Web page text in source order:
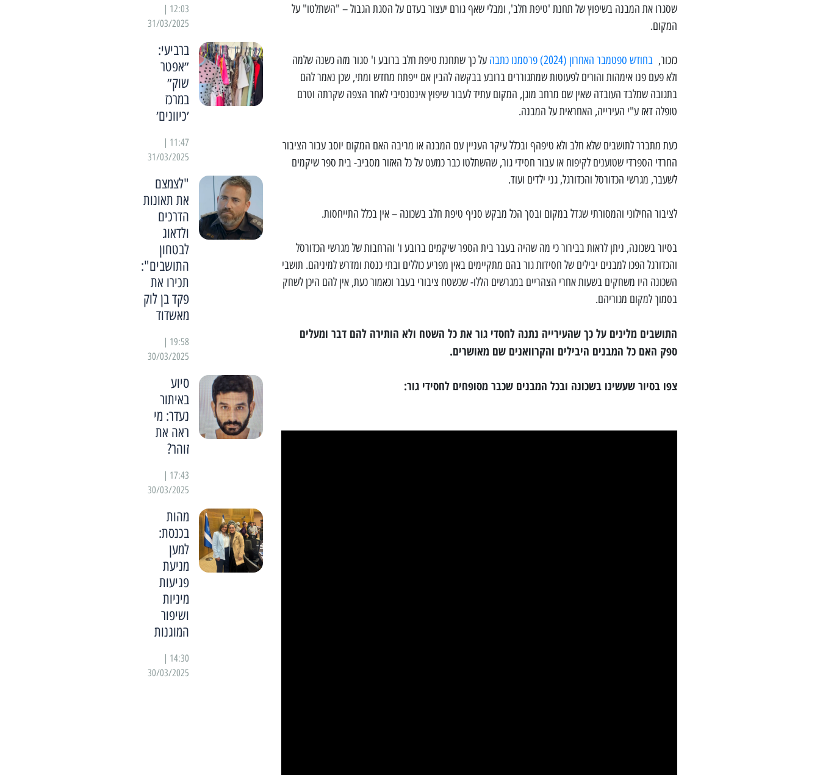
שסגרו את המבנה בשיפוץ של תחנת 'טיפת חלב', ומבלי שאף גורם יעצור בעדם על הסגת הגבול – "השתלטו" על
המקום.
כזכור, בחודש ספטמבר האחרון (2024) פרסמנו כתבה
על כך שתחנת טיפת חלב ברובע ו' סגור מזה כשנה שלמה
ולא פעם פנו אימהות והורים לפעוטות שמתגוררים ברובע בבקשה להבין אם ייפתח מחדש ומתי, שכן נאמר להם
בתגובה שמלבד העובדה שאין שם מרחב מוגן, המקום עתיד לעבור שיפוץ אינטנסיבי לאחר הצפה שקרתה וטרם
טופלה דאז ע"י העירייה, האחראית על המבנה.
כעת מתברר לתושבים שלא חלב ולא טיפהף ובכלל עיקר העניין עם המבנה או מריבה האם המקום יוסב עבור הציבור
החרדי הספרדי שטוענים לקיפוח או עבור חסידי גור, שהשתלטו כבר כמעט על כל האזור מסביב- בית ספר שיקמים
לשעבר, מגרשי הכדורסל והכדורגל, גני ילדים ועוד.
לציבור החילוני והמסורתי שגדל במקום ובסך הכל מבקש סניף טיפת חלב בשכונה – אין בכלל התייחסות.
בסיור בשכונה, ניתן לראות בבירור כי מה שהיה בעבר בית הספר שיקמים ברובע ו' והרחבות של מגרשי הכדורסל
והכדורגל הפכו למבנים יבילים של חסידות גור בהם מתקיימים באין מפריע כוללים ובתי כנסת ומדרש למיניהם. תושבי
השכונה היו משחקים בשעות אחרי הצהריים במגרשים הללו- שכשטח ציבורי בעבר וכאמור כעת, אין להם היכן לשחק
בסמוך למקום מגוריהם.
התושבים מלינים על כך שהעירייה נתנה לחסדי גור את כל השטח ולא הותירה להם דבר ומעלים
ספק האם כל המבנים היבילים והקרוואנים שם מאושרים.
צפו בסיור שעשינו בשכונה ובכל המבנים שכבר מסופחים לחסידי גור:
31/03/2025
ברביעי:
״אפטר
שוק״
במרכז
׳כיוונים׳
31/03/2025
"לצמצם
את תאונות
הדרכים
ולדאוג
לבטחון
התושבים":
תכירו את
פקד בן לוק
מאשדוד
30/03/2025
סיוע
באיתור
נעדר: מי
ראה את
זוהר?
30/03/2025
מהות
בכנסת:
למען
מניעת
פגיעות
מיניות
ושיפור
המוגנות
30/03/2025